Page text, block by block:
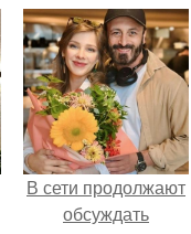
В сети продолжают
обсуждать